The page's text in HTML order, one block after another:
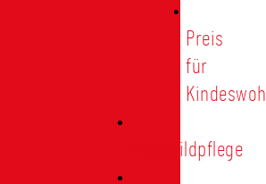
Preis
für
Kindeswohl
Stadtbildpflege